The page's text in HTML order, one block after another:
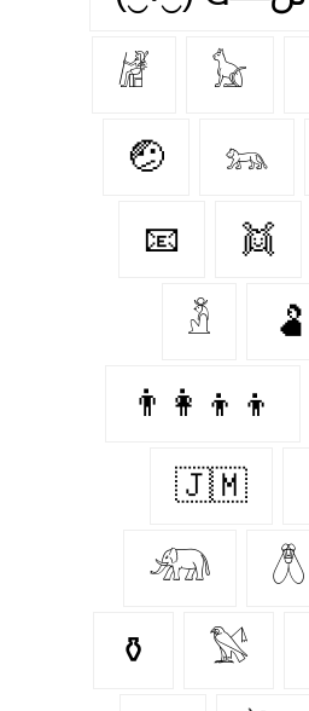
𓁈 𓃠
🤕 𓃬
📧 👯
𓁳 🫃
👨‍👩‍👦‍👦
🇯🇲
𓃰 𓆦
⚱️ 𓅄